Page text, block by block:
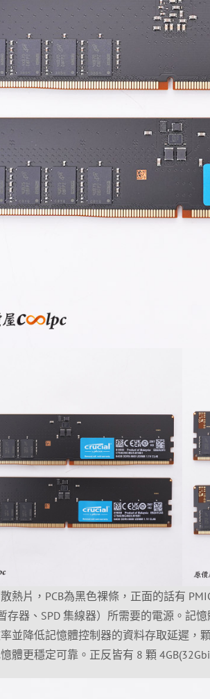
熱片，PCB為黑色裸條，正面的話有
暫存器、SPD 集線器）所需要的電源。記
並降低記憶體控制器的資料存取延遲，
體更穩定可靠。正反皆有 8 顆